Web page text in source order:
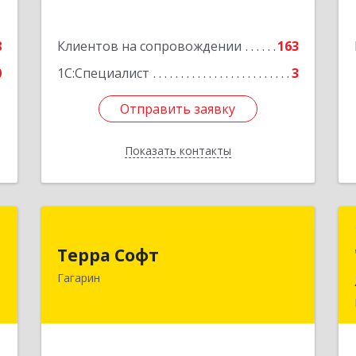
Клиентов на сопровождении
163
1С:Специалист
3
Отправить заявку
Показать контакты
Отправить заявку
Назад
Терра Софт
Гагарин
215010, Смоленская обл, Гагарин г,
Подробнее